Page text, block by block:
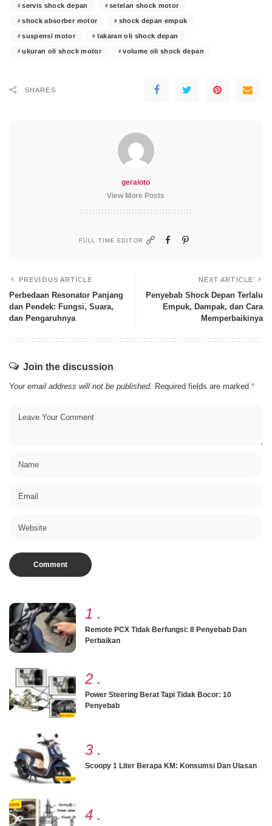
servis shock depan setelan shock motor
shock absorber motor shock depan empuk
suspensi motor takaran oli shock depan
ukuran oli shock motor volume oli shock depan
SHARES
geraioto
View More Posts
FULL TIME EDITOR
PREVIOUS ARTICLE
Perbedaan Resonator Panjang
dan Pendek: Fungsi, Suara,
dan Pengaruhnya
NEXT ARTICLE
Penyebab Shock Depan Terlalu
Empuk, Dampak, dan Cara
Memperbaikinya
Join the discussion
Your email address will not be published. Required fields are marked *
1 .
Remote PCX Tidak Berfungsi: 8 Penyebab Dan
Perbaikan
2 .
Power Steering Berat Tapi Tidak Bocor: 10
Penyebab
3 .
Scoopy 1 Liter Berapa KM: Konsumsi Dan Ulasan
4 .